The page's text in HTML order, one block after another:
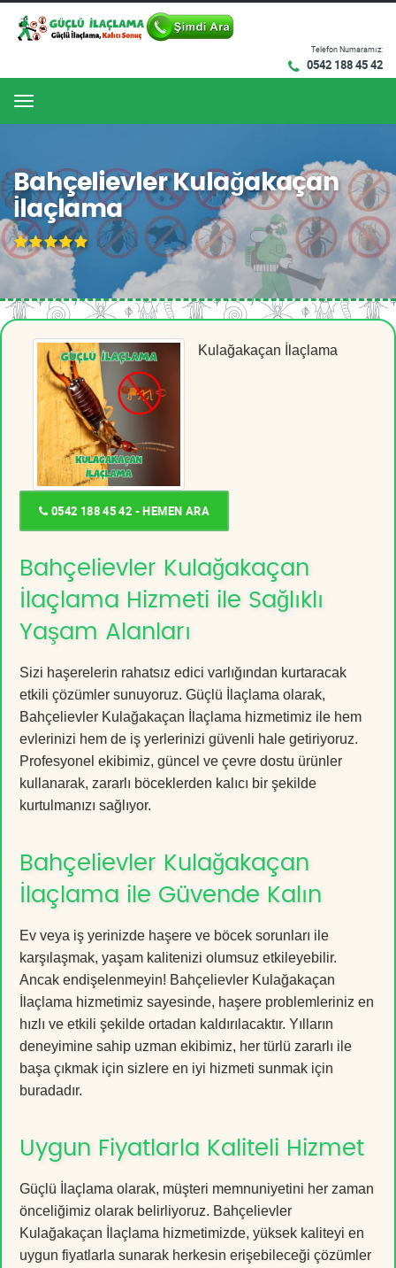
Telefon Numaramız:
0542 188 45 42
Menu
Bahçelievler Kulağakaçan
İlaçlama
Kulağakaçan İlaçlama
0542 188 45 42 - HEMEN ARA
Bahçelievler Kulağakaçan
İlaçlama Hizmeti ile Sağlıklı
Yaşam Alanları
Sizi haşerelerin rahatsız edici varlığından kurtaracak
etkili çözümler sunuyoruz. Güçlü İlaçlama olarak,
Bahçelievler Kulağakaçan İlaçlama hizmetimiz ile hem
evlerinizi hem de iş yerlerinizi güvenli hale getiriyoruz.
Profesyonel ekibimiz, güncel ve çevre dostu ürünler
kullanarak, zararlı böceklerden kalıcı bir şekilde
kurtulmanızı sağlıyor.
Bahçelievler Kulağakaçan
İlaçlama ile Güvende Kalın
Ev veya iş yerinizde haşere ve böcek sorunları ile
karşılaşmak, yaşam kalitenizi olumsuz etkileyebilir.
Ancak endişelenmeyin! Bahçelievler Kulağakaçan
İlaçlama hizmetimiz sayesinde, haşere problemleriniz en
hızlı ve etkili şekilde ortadan kaldırılacaktır. Yılların
deneyimine sahip uzman ekibimiz, her türlü zararlı ile
başa çıkmak için sizlere en iyi hizmeti sunmak için
buradadır.
Uygun Fiyatlarla Kaliteli Hizmet
Güçlü İlaçlama olarak, müşteri memnuniyetini her zaman
önceliğimiz olarak belirliyoruz. Bahçelievler
Kulağakaçan İlaçlama hizmetimizde, yüksek kaliteyi en
uygun fiyatlarla sunarak herkesin erişebileceği çözümler